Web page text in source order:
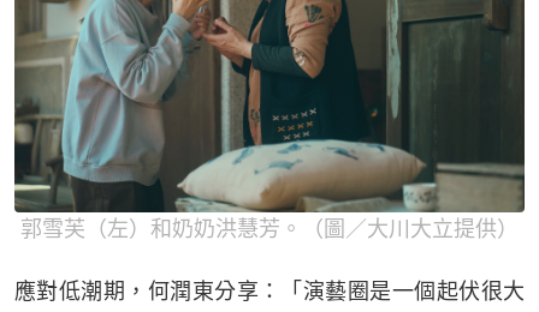
郭雪芙（左）和奶奶洪慧芳。（圖／大川大立提供）
應對低潮期，何潤東分享：「演藝圈是一個起伏很大